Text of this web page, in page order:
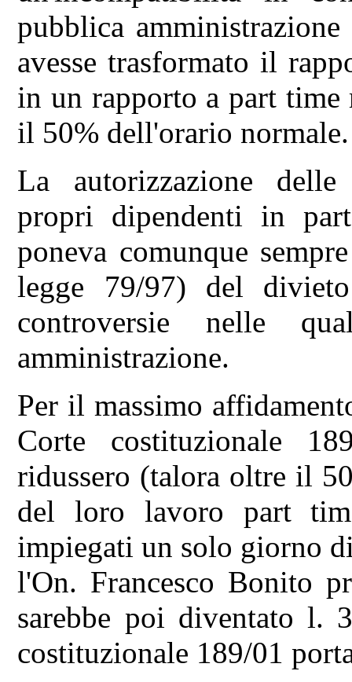
pubblica
avesse trasformato il
in un rapporto a part
il 50% dell'orario normale.
La autorizzazione
propri dipendenti in
poneva comunque
legge 79/97) del
controversie nelle
amministrazione.
Per il massimo
Corte costituzionale
ridussero (talora oltre il
del loro lavoro part
impiegati un solo giorno
l'On. Francesco Bonito
sarebbe poi diventato l.
costituzionale 189/01